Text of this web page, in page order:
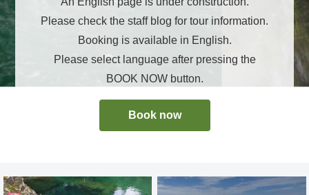
Please check the staff blog for tour information.
Booking is available in English.
Please select language after pressing the
BOOK NOW button.
Book now